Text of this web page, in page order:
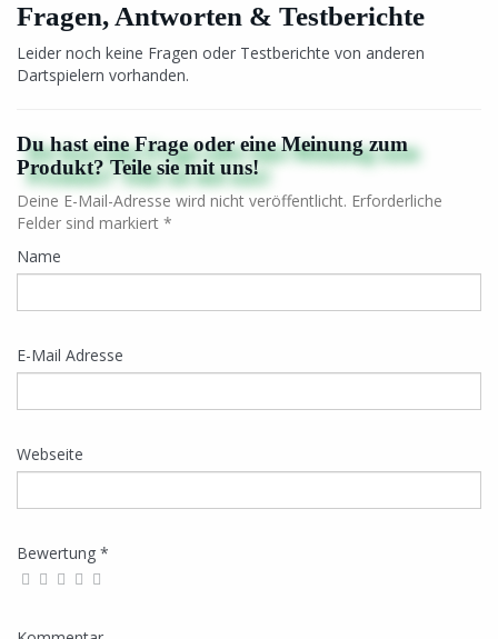
Fragen, Antworten & Testberichte
Leider noch keine Fragen oder Testberichte von anderen
Dartspielern vorhanden.
Du hast eine Frage oder eine Meinung zum
Produkt? Teile sie mit uns!
Deine E-Mail-Adresse wird nicht veröffentlicht. Erforderliche
Felder sind markiert *
Name
E-Mail Adresse
Webseite
Bewertung *